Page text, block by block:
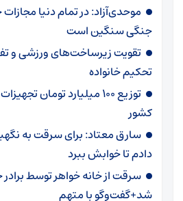
موحدی‌آزاد: در تمام دنیا
جنگی سنگین است
تقویت زیرساخت‌های ورزشی و
تحکیم خانواده
توزیع 100 میلیارد تومان
کشور
سارق معتاد: برای سرقت به
دادم تا خوابش ببرد
سرقت از خانه خواهر توسط
شد+گفت‌وگو با متهم